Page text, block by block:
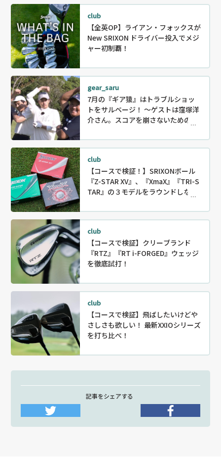
club
【全英OP】ライアン・フォックスが
New SRIXON ドライバー投入でメジ
ャー初制覇！
gear_saru
7月の『ギア猿』はトラブルショッ
トをサルベージ！ ～ゲストは窪塚洋
介さん。スコアを崩さないためのリ
club
【コースで検証！】SRIXONボール
『Z-STAR XV』、『XmaX』『TRI-S
TAR』の３モデルをラウンドしなが
club
【コースで検証】クリーブランド
『RTZ』『RT i-FORGED』ウェッジ
を徹底試打！
club
【コースで検証】飛ばしたいけどや
さしさも欲しい！ 最新XXIOシリーズ
を打ち比べ！
記事をシェアする